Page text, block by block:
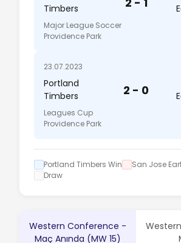
Timbers
Major League Soccer
Providence Park
23.07.2023
Portland
Timbers
2 - 0
Leagues Cup
Providence Park
Portland Timbers Win
San Jose
Draw
Western Conference -
Maç Anında (MW 15)